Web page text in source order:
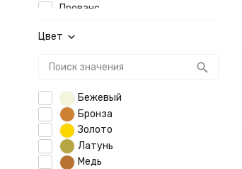
Прованс
Скандинавский
Техно
Эко
Цвет
Бежевый
Бронза
Золото
Латунь
Медь